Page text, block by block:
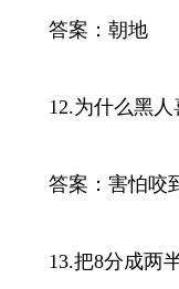
答案：朝地
12.为什么黑人
答案：害怕咬
13.把8分成两半